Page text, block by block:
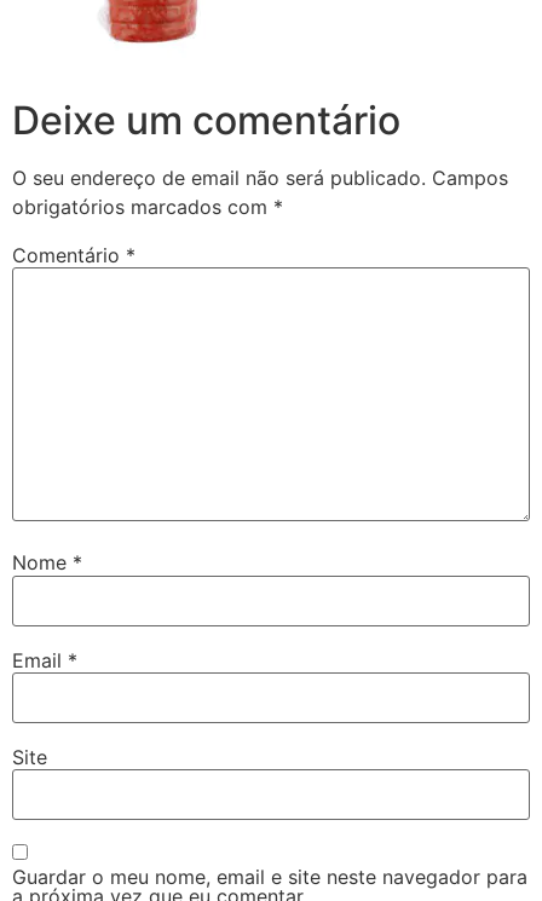
Deixe um comentário
O seu endereço de email não será publicado. Campos
obrigatórios marcados com *
Comentário *
Nome *
Email *
Site
Guardar o meu nome, email e site neste navegador para
a próxima vez que eu comentar.